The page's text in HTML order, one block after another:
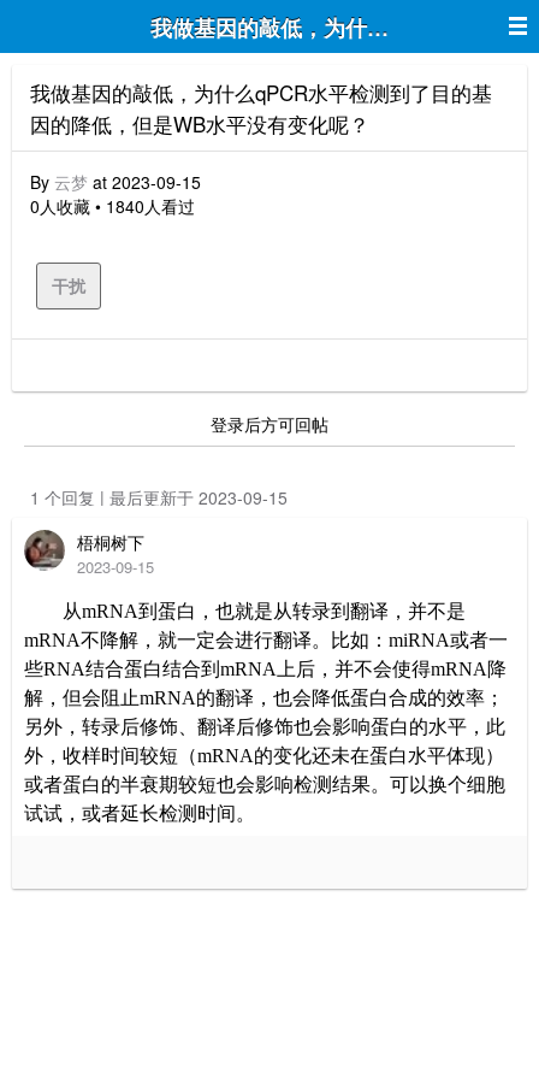
我做基因的敲低，为什么qPCR水平检
我做基因的敲低，为什么qPCR水平检测到了目的基
因的降低，但是WB水平没有变化呢？
By 云梦 at 2023-09-15
0人收藏 • 1840人看过
干扰
登录后方可回帖
1 个回复 | 最后更新于 2023-09-15
梧桐树下
2023-09-15
从mRNA到蛋白，也就是从转录到翻译，并不是
mRNA不降解，就一定会进行翻译。比如： miRNA或者一
些RNA结合蛋白结合到 mRNA 上后，并不会使得mRNA 降
解，但会阻止mRNA的翻译，也会降低蛋白合成的效率；
另外，转录后修饰、翻译后修饰也会影响蛋白的水平，此
外，收样时间较短（mRNA的变化还未在蛋白水平体现）
或者蛋白的半衰期较短也会影响检测结果。可以换个细胞
试试，或者延长检测时间。